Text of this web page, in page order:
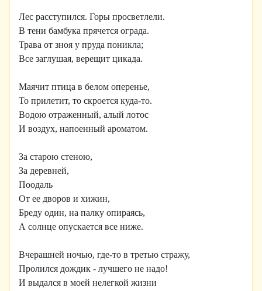
Лес расступился. Горы просветлели.
В тени бамбука прячется ограда.
Трава от зноя у пруда поникла;
Все заглушая, верещит цикада.
Маячит птица в белом оперенье,
То прилетит, то скроется куда-то.
Водою отраженный, алый лотос
И воздух, напоенный ароматом.
За старою стеною,
За деревней,
Поодаль
От ее дворов и хижин,
Бреду один, на палку опираясь,
А солнце опускается все ниже.
Вчерашней ночью, где-то в третью стражу,
Пролился дождик - лучшего не надо!
И выдался в моей нелегкой жизни